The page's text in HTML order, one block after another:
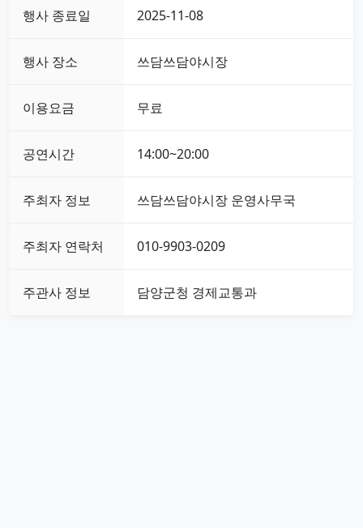
행사 종료일 2025-11-08
행사 장소 쓰담쓰담야시장
이용요금 무료
공연시간 14:00~20:00
주최자 정보 쓰담쓰담야시장 운영사무국
주최자 연락처 010-9903-0209
주관사 정보 담양군청 경제교통과